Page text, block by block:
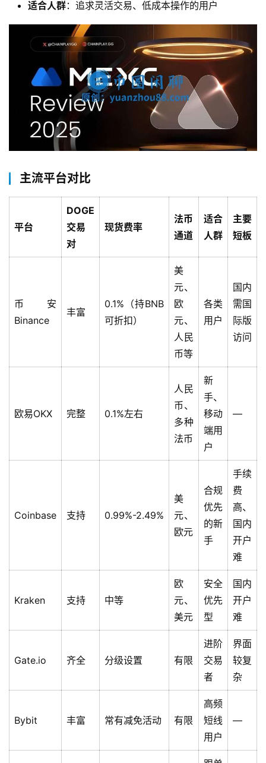
定
计
算
适合人群：追求灵活交易、低成本操作的用户
主流平台对比
平台
DOGE
交易
对
现货费率
法币
通道
适合
人群
主要
短板
币安
Binance
丰富
0.1%（持BNB
可折扣）
美
元、
欧
元、
人民
币等
各类
用户
国内
需国
际版
访问
欧易OKX 完整 0.1%左右
人民
币、
多种
法币
新
手、
移动
端用
户
—
Coinbase 支持 0.99%-2.49%
美
元、
欧元
合规
优先
的新
手
手续
费
高、
国内
开户
难
Kraken 支持 中等
欧
元、
美元
安全
优先
型
国内
开户
难
Gate.io 齐全 分级设置 有限
进阶
交易
者
界面
较复
杂
Bybit 丰富 常有减免活动 有限
高频
短线
用户
—